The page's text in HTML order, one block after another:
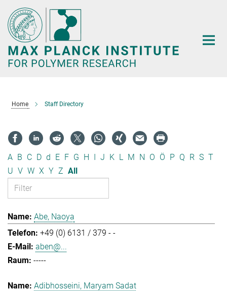
Main-
Content
Home Staff Directory
A B C D d E F G H I J K L M N O Ö P Q R S T
U V W X Y Z All
Abe, Naoya
+49 (0) 6131 / 379 - -
aben@...
-----
Adibhosseini, Maryam Sadat